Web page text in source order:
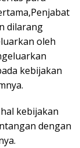
dilarang
oleh
kebijakan
kebijakan
dengan